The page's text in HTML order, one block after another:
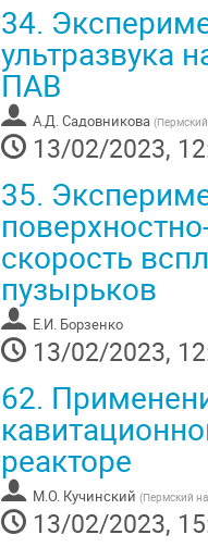
34.
ультразвука
ПАВ
А.Д. Садовникова (
13/02/2023,
35.
скорость
пузырьков
Е.И. Борзенко
13/02/2023,
62.
реакторе
М.О. Кучинский (Пермский
13/02/2023,